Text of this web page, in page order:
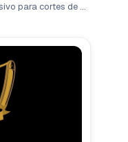
para cortes de
y el cuidado que
solo para
relajado y
brindarte un